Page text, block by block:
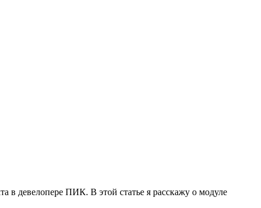
в девелопере ПИК. В этой статье я расскажу о модуле